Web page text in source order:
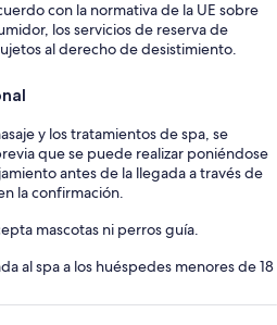
con la normativa de la UE sobre
los servicios de reserva de
al derecho de desistimiento.
y los tratamientos de spa, se
que se puede realizar poniéndose
antes de la llegada a través de
la confirmación.
mascotas ni perros guía.
al spa a los huéspedes menores de 18